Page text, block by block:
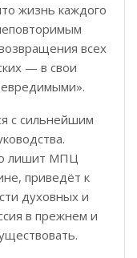
жизнь каждого
всех
— в свои
с сильнейшим
лишит МПЦ
приведёт к
духовных и
в прежнем и